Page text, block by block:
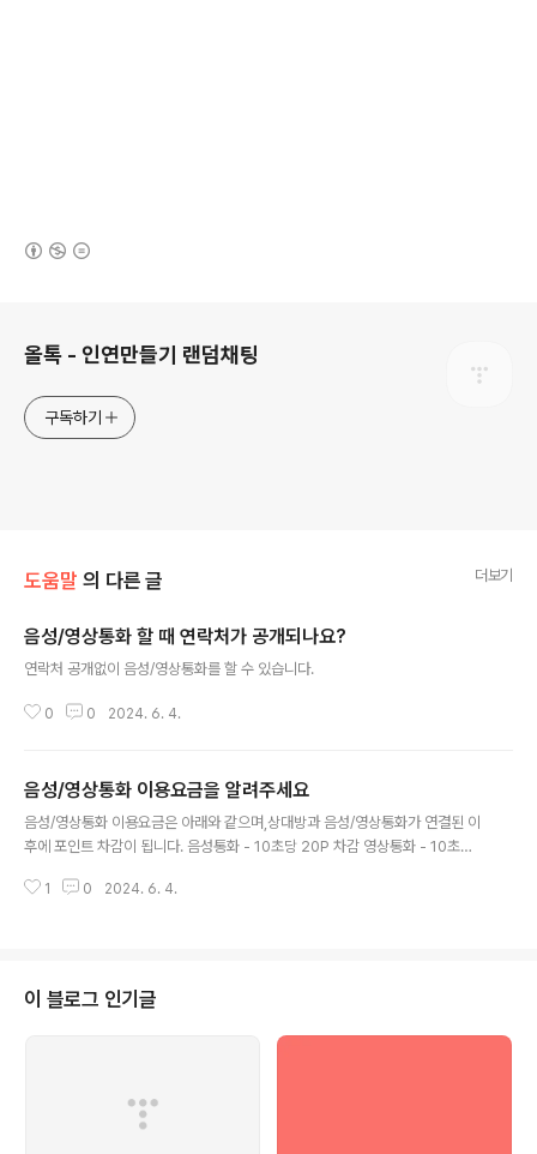
올톡 - 인연만들기 랜덤채팅
구독하기
도움말 의 다른 글 더보기
음성/영상통화 할 때 연락처가 공개되나요?
연락처 공개없이 음성/영상통화를 할 수 있습니다.
0 0 2024. 6. 4.
음성/영상통화 이용요금을 알려주세요
음성/영상통화 이용요금은 아래와 같으며,상대방과 음성/영상통화가 연결된 이
후에 포인트 차감이 됩니다. 음성통화 - 10초당 20P 차감 영상통화 - 10초당
1 0 2024. 6. 4.
이 블로그 인기글